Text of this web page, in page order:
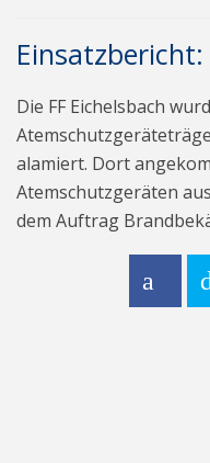
Einsatzbericht:
Die FF Eichelsbach
alamiert. Dort
Atemschutzgeräten
dem Auftrag